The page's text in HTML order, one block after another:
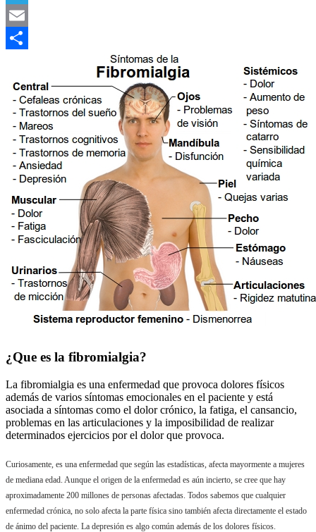
Telegram
Email
¿Que es la fibromialgia?
La fibromialgia es una enfermedad que provoca dolores físicos
además de varios síntomas emocionales en el paciente y está
asociada a síntomas como el dolor crónico, la fatiga, el cansancio,
problemas en las articulaciones y la imposibilidad de realizar
determinados ejercicios por el dolor que provoca.
Curiosamente, es una enfermedad que según las estadísticas, afecta mayormente a mujeres
de mediana edad. Aunque el origen de la enfermedad es aún incierto, se cree que hay
aproximadamente 200 millones de personas afectadas. Todos sabemos que cualquier
enfermedad crónica, no solo afecta la parte física sino también afecta directamente el estado
de ánimo del paciente. La depresión es algo común además de los dolores físicos.